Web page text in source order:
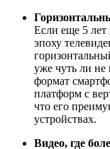
Если еще 5 лет
эпоху
уже чуть ли не
формат
платформ с
что его
устройствах.
Видео, где